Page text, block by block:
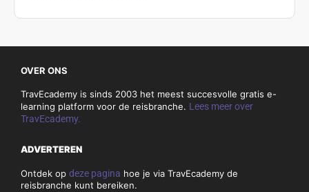
OVER ONS
TravEcademy is sinds 2003 het meest succesvolle gratis e-
learning platform voor de reisbranche. Lees meer over
TravEcademy.
ADVERTEREN
Ontdek op deze pagina hoe je via TravEcademy de
reisbranche kunt bereiken.